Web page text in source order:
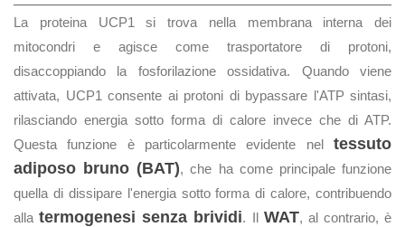
La proteina UCP1 si trova nella membrana interna dei
mitocondri e agisce come trasportatore di protoni,
disaccoppiando la fosforilazione ossidativa. Quando viene
attivata, UCP1 consente ai protoni di bypassare l'ATP sintasi,
rilasciando energia sotto forma di calore invece che di ATP.
Questa funzione è particolarmente evidente nel tessuto
adiposo bruno (BAT), che ha come principale funzione
quella di dissipare l'energia sotto forma di calore, contribuendo
allatermogenesi senza brividi. Il WAT, al contrario, è